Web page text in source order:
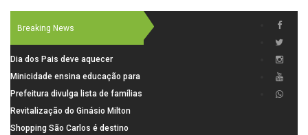
Breaking News
Dia dos Pais deve aquecer
comércio de São Carlos com
renda em alta e maior circulação
de consumidores
Minicidade ensina educação para
o trânsito a 264 crianças da rede
municipal
Prefeitura divulga lista de famílias
pré-selecionadas pela Caixa para
o Residencial Santa Felícia
Revitalização do Ginásio Milton
Olaio filho avança com obras de
Shopping São Carlos é destino